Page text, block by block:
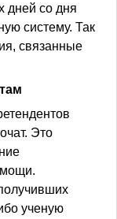
дней со дня
систему. Так
связанные
Это
ученую